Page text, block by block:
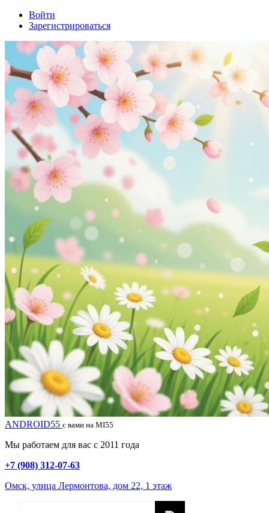
Войти
Зарегистрироваться
ANDROID55 с вами на MI55
Мы работаем для вас с 2011 года
+7 (908) 312-07-63
Омск, улица Лермонтова, дом 22, 1 этаж